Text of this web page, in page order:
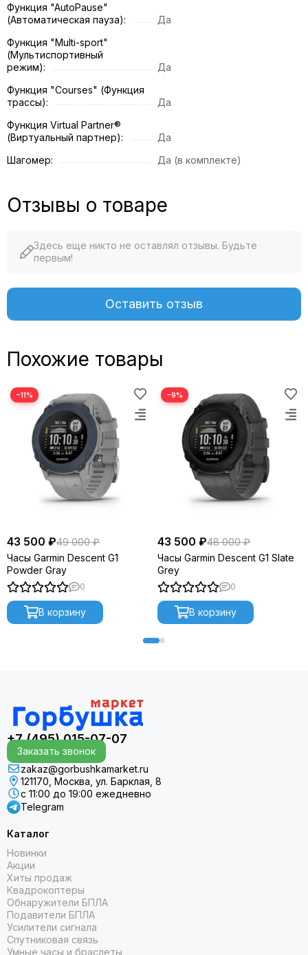
Функция "AutoPause"
(Автоматическая пауза):
Да
Функция "Multi-sport"
(Мультиспортивный
режим):
Да
Функция "Сourses" (Функция
трассы):
Да
Функция Virtual Partner®
(Виртуальный партнер):
Да
Шагомер:
Да (в комплекте)
Отзывы о товаре
Здесь еще никто не оставлял отзывы. Будьте
первым!
Оставить отзыв
Похожие товары
−11%
43 500 ₽49 000 ₽
Часы Garmin Descent G1
Powder Gray
0
В корзину
−9%
43 500 ₽48 000 ₽
Часы Garmin Descent G1 Slate
Grey
0
В корзину
+7 (495) 015-07-07
Заказать звонок
zakaz@gorbushkamarket.ru
121170, Москва, ул. Барклая, 8
с 11:00 до 19:00 ежедневно
Telegram
Каталог
Новинки
Акции
Хиты продаж
Квадрокоптеры
Обнаружители БПЛА
Подавители БПЛА
Усилители сигнала
Спутниковая связь
Умные часы и браслеты